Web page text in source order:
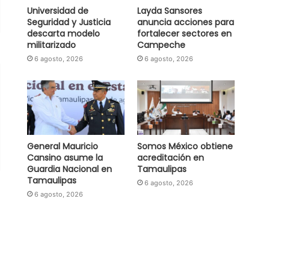
Universidad de
Seguridad y Justicia
descarta modelo
militarizado
6 agosto, 2026
Layda Sansores
anuncia acciones para
fortalecer sectores en
Campeche
6 agosto, 2026
General Mauricio
Cansino asume la
Guardia Nacional en
Tamaulipas
6 agosto, 2026
Somos México obtiene
acreditación en
Tamaulipas
6 agosto, 2026